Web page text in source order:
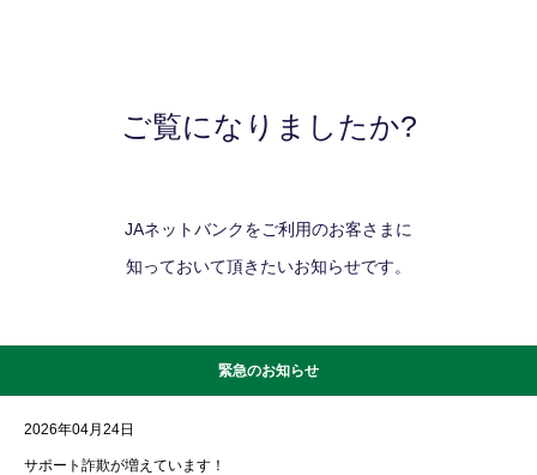
ご覧になりましたか?
JAネットバンクをご利用のお客さまに
知っておいて頂きたいお知らせです。
緊急のお知らせ
2026年04月24日
サポート詐欺が増えています！